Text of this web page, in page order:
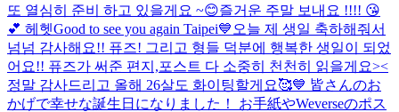
또 열심히 준비 하고 있을게요 ~😊즐거운 주말 보내요 !!!! 😘
💕 헤헷Good to see you again Taipei💙 오늘 제 생일 축하해줘서
넘넘 감사해요!! 퓨즈! 그리고 형들 덕분에 행복한 생일이 되었
어요!! 퓨즈가 써준 편지,포스트 다 소중히 천천히 읽을게요><
정말 감사드리고 올해 26살도 화이팅할게요🥰💙 皆さんのお
かげで幸せな誕生日になりました！ お手紙やWeverseのポス